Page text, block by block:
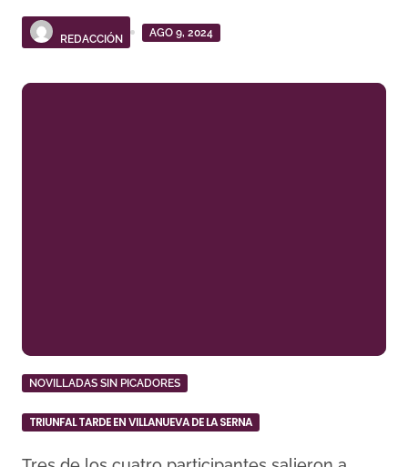
REDACCIÓN
AGO 9, 2024
NOVILLADAS SIN PICADORES
TRIUNFAL TARDE EN VILLANUEVA DE LA SERNA